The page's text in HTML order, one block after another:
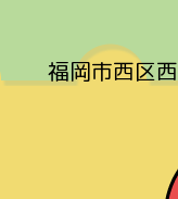
福岡市西区